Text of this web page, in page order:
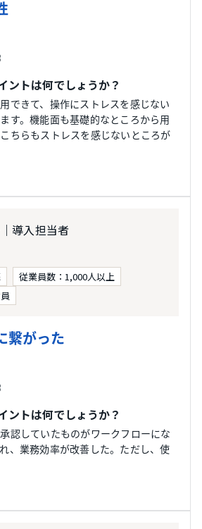
ントは何でしょうか？
できて、操作にストレスを感じない
す。機能面も基礎的なところから用
ちらもストレスを感じないところが
｜導入担当者
従業員数：1,000人以上
繋がった
ントは何でしょうか？
認していたものがワークフローにな
、業務効率が改善した。ただし、使